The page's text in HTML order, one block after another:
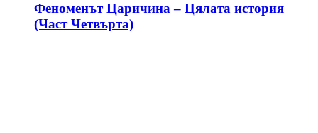
Феноменът Царичина – Цялата история
(Част Четвърта)